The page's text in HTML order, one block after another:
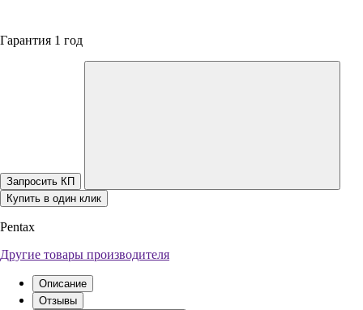
Гарантия 1 год
Запросить КП
Купить в один клик
Pentax
Другие товары производителя
Описание
Отзывы